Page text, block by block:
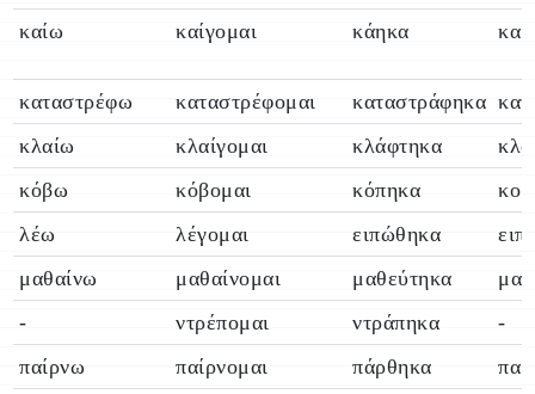
καίω
καίγομαι κάηκα
καταστρέφω καταστρέφομαι καταστράφηκα
κλαίω
κλαίγομαι κλάφτηκα
κόβω
κόβομαι κόπηκα
λέω
λέγομαι ειπώθηκα
μαθαίνω
μαθαίνομαι μαθεύτηκα
-
ντρέπομαι ντράπηκα
-
παίρνω
παίρνομαι πάρθηκα